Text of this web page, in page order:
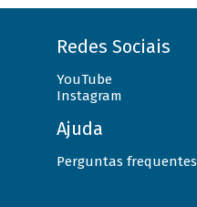
Redes Sociais
YouTube
Instagram
Ajuda
Perguntas frequentes